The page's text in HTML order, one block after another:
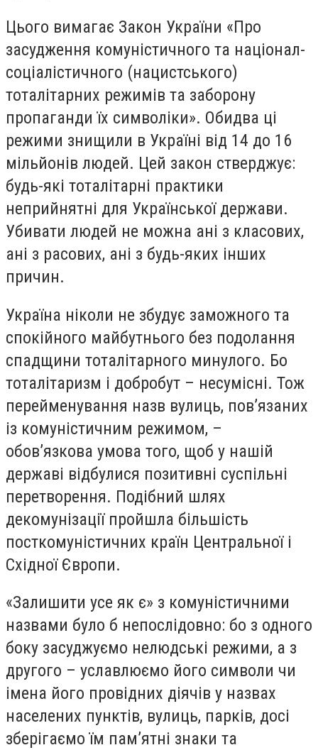
Цього вимагає Закон України «Про
засудження комуністичного та націонал-
соціалістичного (нацистського)
тоталітарних режимів та заборону
пропаганди їх символіки». Обидва ці
режими знищили в Україні від 14 до 16
мільйонів людей. Цей закон стверджує:
будь-які тоталітарні практики
неприйнятні для Української держави.
Убивати людей не можна ані з класових,
ані з расових, ані з будь-яких інших
причин.
Україна ніколи не збудує заможного та
спокійного майбутнього без подолання
спадщини тоталітарного минулого. Бо
тоталітаризм і добробут – несумісні. Тож
перейменування назв вулиць, пов’язаних
із комуністичним режимом, –
обов’язкова умова того, щоб у нашій
державі відбулися позитивні суспільні
перетворення. Подібний шлях
декомунізації пройшла більшість
посткомуністичних країн Центральної і
Східної Європи.
«Залишити усе як є» з комуністичними
назвами було б непослідовно: бо з одного
боку засуджуємо нелюдські режими, а з
другого – уславлюємо його символи чи
імена його провідних діячів у назвах
населених пунктів, вулиць, парків, досі
зберігаємо їм пам’ятні знаки та